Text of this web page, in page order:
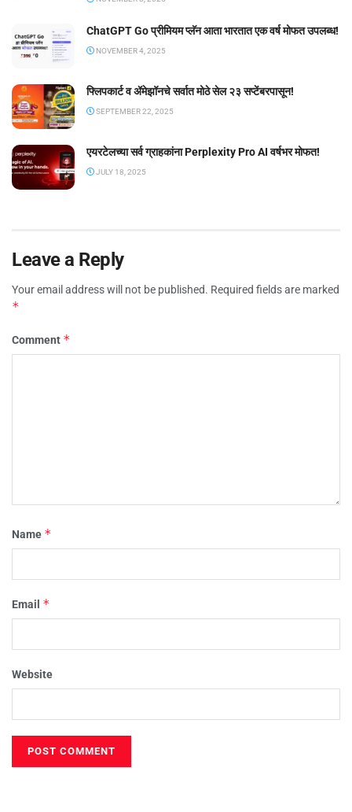
ChatGPT Go प्रीमियम प्लॅन आता भारतात एक वर्ष मोफत उपलब्ध!
NOVEMBER 4, 2025
फ्लिपकार्ट व ॲमेझॉनचे सर्वात मोठे सेल २३ सप्टेंबरपासून!
SEPTEMBER 22, 2025
एयरटेलच्या सर्व ग्राहकांना Perplexity Pro AI वर्षभर मोफत!
JULY 18, 2025
Leave a Reply
Your email address will not be published. Required fields are marked
*
Comment *
Name *
Email *
Website